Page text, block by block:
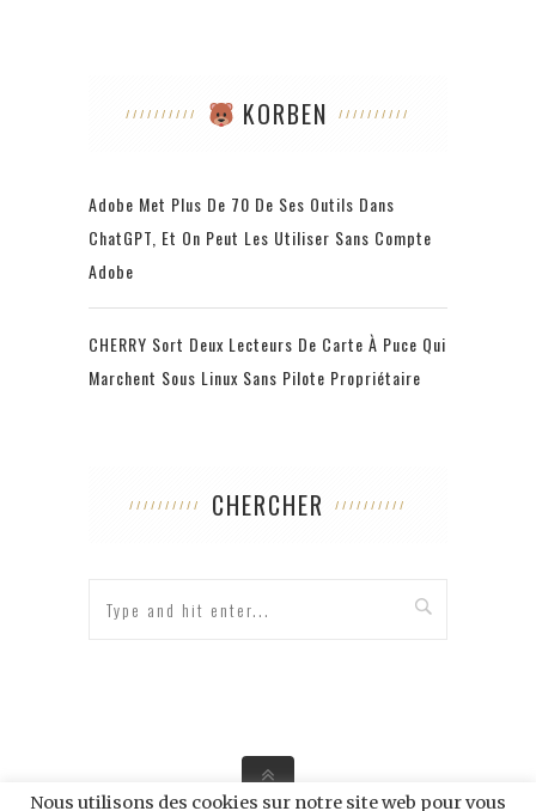
KORBEN
Adobe Met Plus De 70 De Ses Outils Dans
ChatGPT, Et On Peut Les Utiliser Sans Compte
Adobe
CHERRY Sort Deux Lecteurs De Carte À Puce Qui
Marchent Sous Linux Sans Pilote Propriétaire
CHERCHER